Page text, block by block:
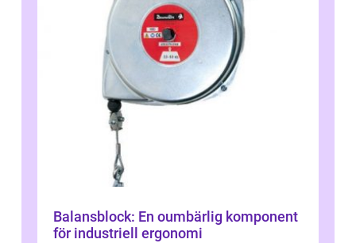
Balansblock: En oumbärlig komponent
för industriell ergonomi